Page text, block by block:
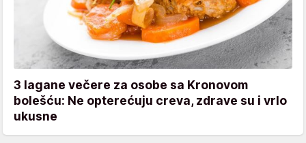
3 lagane večere za osobe sa Kronovom
bolešću: Ne opterećuju creva, zdrave su i vrlo
ukusne